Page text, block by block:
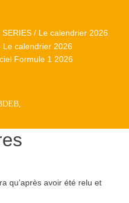
SERIES / Le calendrier 2026
Le calendrier 2026
Formule 1 2026
qu’après avoir été relu et